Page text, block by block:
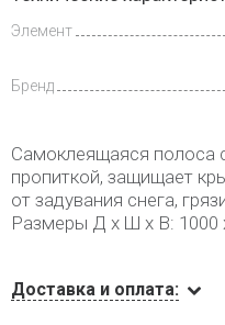
Элемент
Бренд
Самоклеящаяся полоса
пропиткой, защищает
от задувания снега,
Размеры Д х Ш х В: 1000
Доставка и оплата: